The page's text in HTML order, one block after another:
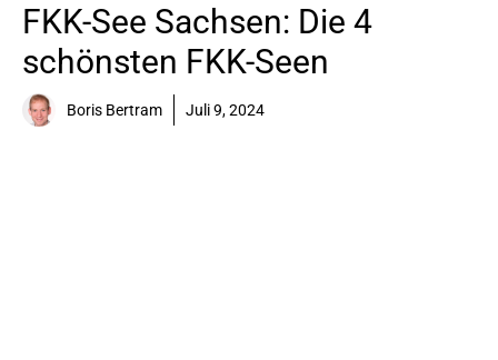
FKK-See Sachsen: Die 4
schönsten FKK-Seen
Boris Bertram Juli 9, 2024